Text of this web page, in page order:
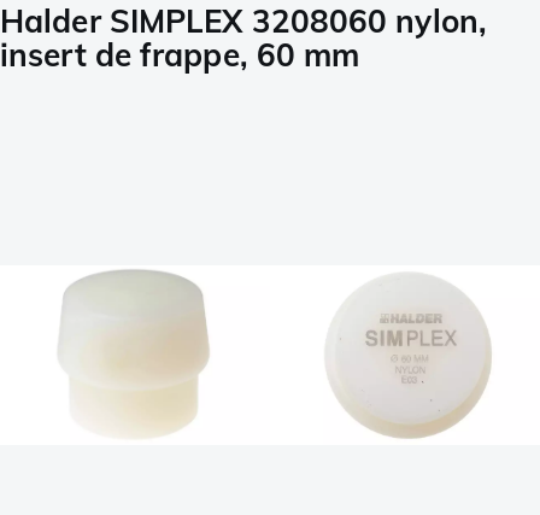
Halder SIMPLEX 3208060 nylon,
insert de frappe, 60 mm